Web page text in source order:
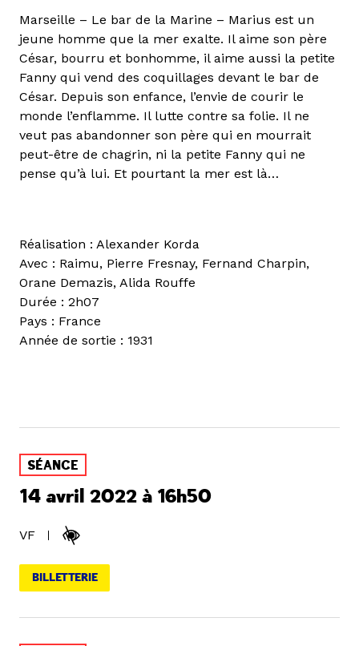
Marseille – Le bar de la Marine – Marius est un
jeune homme que la mer exalte. Il aime son père
César, bourru et bonhomme, il aime aussi la petite
Fanny qui vend des coquillages devant le bar de
César. Depuis son enfance, l’envie de courir le
monde l’enflamme. Il lutte contre sa folie. Il ne
veut pas abandonner son père qui en mourrait
peut-être de chagrin, ni la petite Fanny qui ne
pense qu’à lui. Et pourtant la mer est là…
Réalisation : Alexander Korda
Avec : Raimu, Pierre Fresnay, Fernand Charpin,
Orane Demazis, Alida Rouffe
Durée : 2h07
Pays : France
Année de sortie : 1931
SÉANCE
14 avril 2022 à 16h50
VF
BILLETTERIE